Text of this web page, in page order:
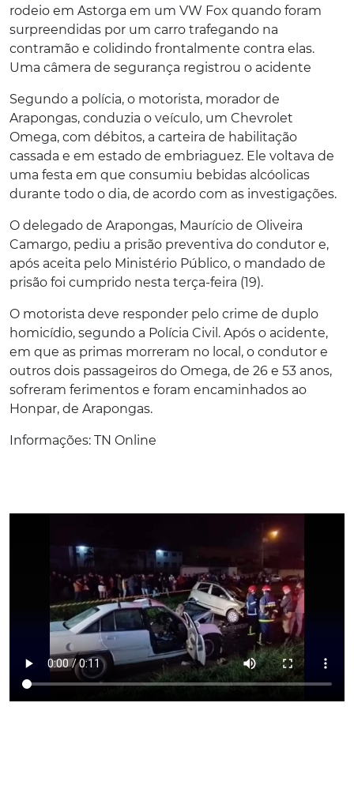
rodeio em Astorga em um VW Fox quando foram
surpreendidas por um carro trafegando na
contramão e colidindo frontalmente contra elas.
Uma câmera de segurança registrou o acidente
Segundo a polícia, o motorista, morador de
Arapongas, conduzia o veículo, um Chevrolet
Omega, com débitos, a carteira de habilitação
cassada e em estado de embriaguez. Ele voltava de
uma festa em que consumiu bebidas alcóolicas
durante todo o dia, de acordo com as investigações.
O delegado de Arapongas, Maurício de Oliveira
Camargo, pediu a prisão preventiva do condutor e,
após aceita pelo Ministério Público, o mandado de
prisão foi cumprido nesta terça-feira (19).
O motorista deve responder pelo crime de duplo
homicídio, segundo a Polícia Civil. Após o acidente,
em que as primas morreram no local, o condutor e
outros dois passageiros do Omega, de 26 e 53 anos,
sofreram ferimentos e foram encaminhados ao
Honpar, de Arapongas.
Informações: TN Online